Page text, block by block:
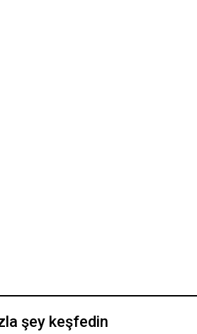
şey keşfedin